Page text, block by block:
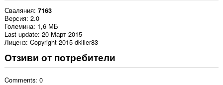
Сваляния 7163
Версия 2.0
Големина 1,6 МБ
Last update 20 Март 2015
Лиценз Copyright 2015 dkiller83
Отзиви от потребители
Comments: 0